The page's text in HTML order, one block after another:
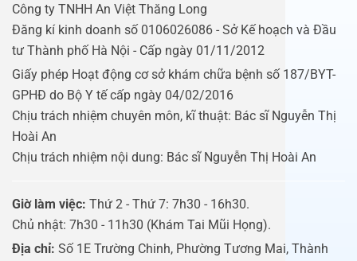
Công ty TNHH An Việt Thăng Long
Đăng kí kinh doanh số 0106026086 - Sở Kế hoạch và Đầu
tư Thành phố Hà Nội - Cấp ngày 01/11/2012
Giấy phép Hoạt động cơ sở khám chữa bệnh số 187/BYT-
GPHĐ do Bộ Y tế cấp ngày 04/02/2016
Chịu trách nhiệm chuyên môn, kĩ thuật: Bác sĩ Nguyễn Thị
Hoài An
Chịu trách nhiệm nội dung: Bác sĩ Nguyễn Thị Hoài An
Giờ làm việc: Thứ 2 - Thứ 7: 7h30 - 16h30.
Chủ nhật: 7h30 - 11h30 (Khám Tai Mũi Họng).
Địa chỉ: Số 1E Trường Chinh, Phường Tương Mai, Thành